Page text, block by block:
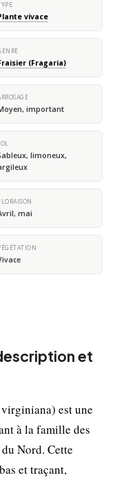
vivace
(Fragaria)
important
limoneux,
mai
et
est une
à la famille des
Nord. Cette
et traçant,